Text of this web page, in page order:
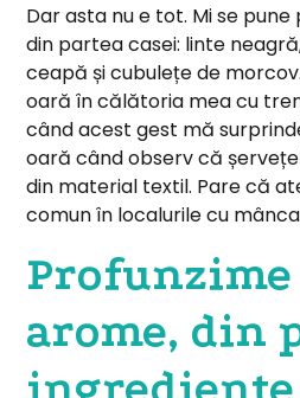
Dar asta nu e tot. Mi se
din partea casei: linte
ceapă și cubulețe de
oară în călătoria mea cu
când acest gest mă
oară când observ că
din material textil. Pare că
comun în localurile cu
Profunzime
arome, din